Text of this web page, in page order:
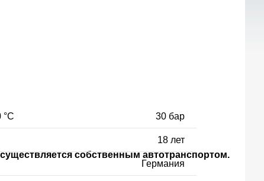
°С 30 бар
18 лет
Германия
собственным автотранспортом.